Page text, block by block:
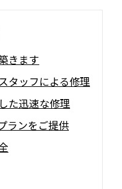
きます
タッフによる修理
た迅速な修理
ランをご提供